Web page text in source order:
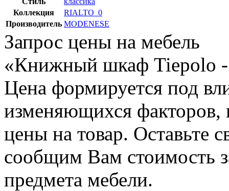
Коллекция
RIALTO_0
Производитель MODENESE
Запрос цены на мебель
«Книжный шкаф Tiepolo
Цена формируется под
изменяющихся факторов,
цены на товар. Оставьте
сообщим Вам стоимость
предмета мебели.